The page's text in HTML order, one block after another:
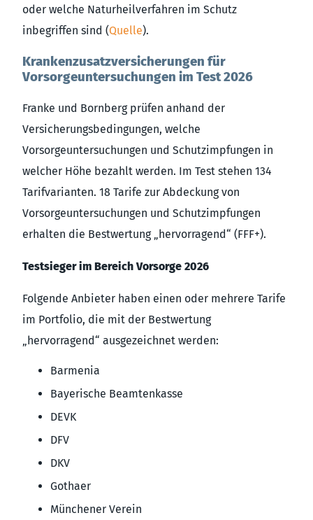
oder welche Naturheilverfahren im Schutz
inbegriffen sind (Quelle).
Krankenzusatzversicherungen für
Vorsorgeuntersuchungen im Test 2026
Franke und Bornberg prüfen anhand der
Versicherungsbedingungen, welche
Vorsorgeuntersuchungen und Schutzimpfungen in
welcher Höhe bezahlt werden. Im Test stehen 134
Tarifvarianten. 18 Tarife zur Abdeckung von
Vorsorgeuntersuchungen und Schutzimpfungen
erhalten die Bestwertung „hervorragend“ (FFF+).
Testsieger im Bereich Vorsorge 2026
Folgende Anbieter haben einen oder mehrere Tarife
im Portfolio, die mit der Bestwertung
„hervorragend“ ausgezeichnet werden:
Barmenia
Bayerische Beamtenkasse
DEVK
DFV
DKV
Gothaer
Münchener Verein